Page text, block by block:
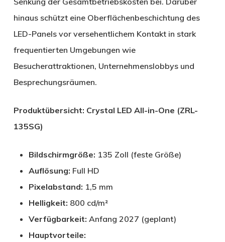
hinaus schützt eine Oberflächenbeschichtung des
LED-Panels vor versehentlichem Kontakt in stark
frequentierten Umgebungen wie
Besucherattraktionen, Unternehmenslobbys und
Besprechungsräumen.
Produktübersicht: Crystal LED All-in-One (ZRL-
135SG)
Bildschirmgröße: 135 Zoll (feste Größe)
Auflösung: Full HD
Pixelabstand: 1,5 mm
Helligkeit: 800 cd/m²
Verfügbarkeit: Anfang 2027 (geplant)
Hauptvorteile: